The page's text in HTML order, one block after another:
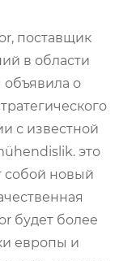
поставщик
в области
объявила о
с известной
это
собой новый
будет более
европы и